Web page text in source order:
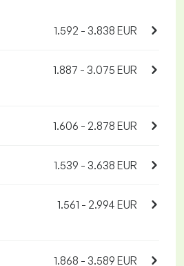
1.592 - 3.838 EUR
1.887 - 3.075 EUR
1.606 - 2.878 EUR
1.539 - 3.638 EUR
1.561 - 2.994 EUR
1.868 - 3.589 EUR